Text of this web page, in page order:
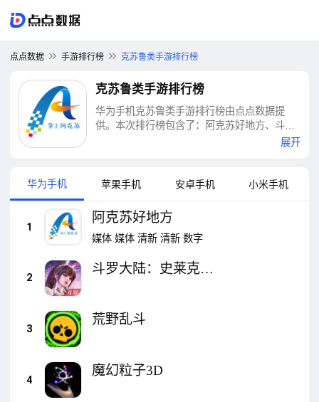
点点数据 手游排行榜 克苏鲁类手游排行榜
克苏鲁类手游排行榜
华为手机克苏鲁类手游排行榜由点点数据提
供。本次排行榜包含了：阿克苏好地方、斗罗
大陆：史莱克学院、荒野乱斗、魔幻粒子3D、
类手游排行榜
展开
华为手机 苹果手机 安卓手机 小米手机
1
阿克苏好地方
媒体 媒体 清新 清新 数字
2
斗罗大陆：史莱克学
3
荒野乱斗
4
魔幻粒子3D